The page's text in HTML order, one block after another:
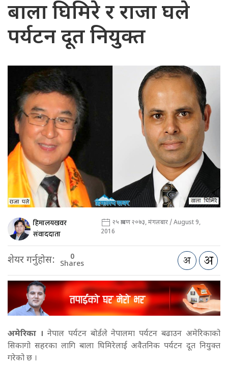
बाला घिमिरे र राजा घले
पर्यटन दूत नियुक्त
हिमालयखवर
संवाददाता
२५ श्रावण २०७३, मंगलबार / August 9,
2016
शेयर गर्नुहोस: 0
Shares
अमेरिका । नेपाल पर्यटन बोर्डले नेपालमा पर्यटन बढाउन अमेरिकाको
सिकागो सहरका लागि बाला घिमिरेलाई अवैतनिक पर्यटन दूत नियुक्त
गरेको छ ।